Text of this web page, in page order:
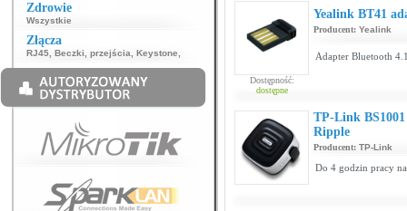
Zdrowie
Wszystkie
Złącza
RJ45 Beczki, przejścia Keystone
Dostępność:
dostępne
Yealink BT41
Producent: Yealink
Adapter Bluetooth
TP-Link
Ripple
Producent: TP-Link
Do 4 godzin pracy